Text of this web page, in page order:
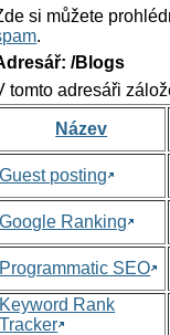
si můžete
.
/Blogs
tomto adresáři
Název
Guest posting
Google Ranking
Programmatic SEO
Keyword Rank
Tracker